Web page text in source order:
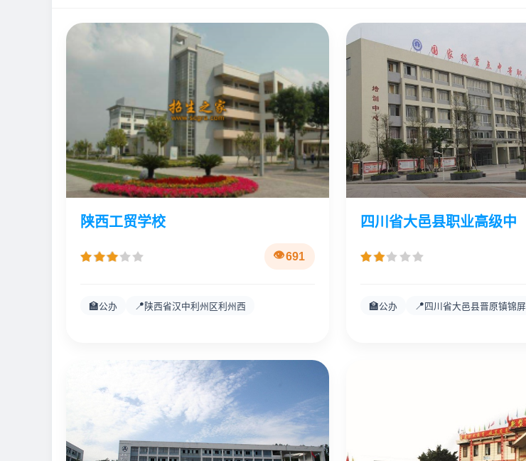
陕西工贸学校
691
🏫公办 📍 陕西省汉中利州区利州西
四川省大邑县职业高级中
🏫公办 📍 四川省大邑县晋原镇锦屏